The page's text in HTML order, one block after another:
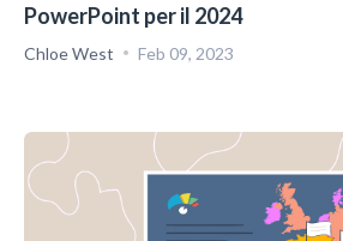
PowerPoint per il 2024
Chloe West Feb 09, 2023